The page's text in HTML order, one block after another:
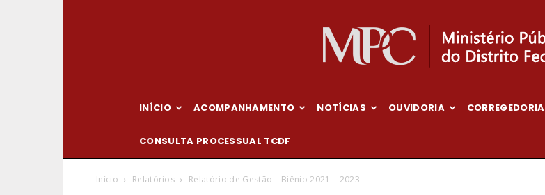
INÍCIO ACOMPANHAMENTO NOTÍCIAS OUVIDORIA CORREGEDORIA
CONSULTA PROCESSUAL TCDF
Início Relatórios Relatório de Gestão – Biênio 2021 – 2023